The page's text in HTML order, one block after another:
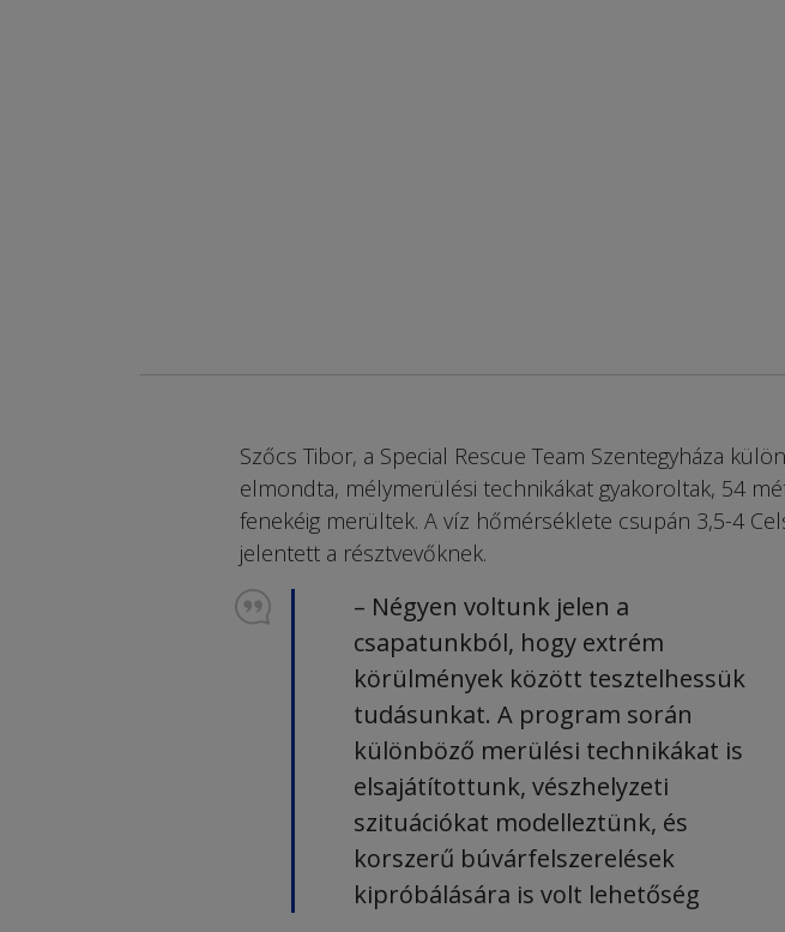
Szőcs Tibor, a Special Res­cue Team Szentegyháza
elmondta, mélymerülési technikákat gyakoroltak, 54
fenekéig merültek. A víz hőmérséklete csupán 3,5-4
jelentett a résztvevőknek.
– Négyen voltunk jelen a
csapatunkból, hogy extrém
körülmények között tesztelhessük
tudásunkat. A program során
különböző merülési technikákat is
elsajátítottunk, vészhelyzeti
szituációkat modelleztünk, és
korszerű búvárfelszerelések
kipróbálására is volt lehetőség